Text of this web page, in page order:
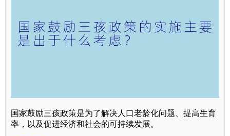
国家鼓励三孩政策是为了解决人口老龄化问题、提高生育
率，以及促进经济和社会的可持续发展。